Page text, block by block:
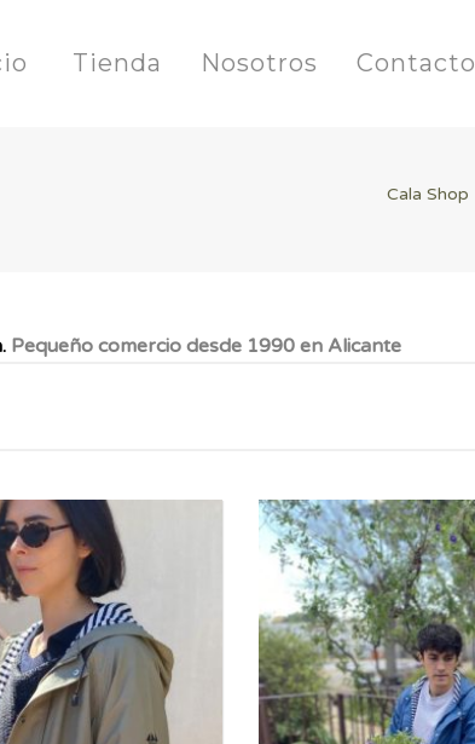
Tienda Nosotros Contacto
Cala Shop
Pequeño comercio desde 1990 en Alicante